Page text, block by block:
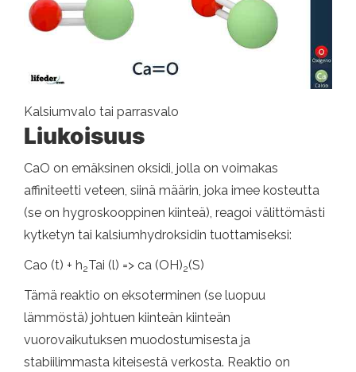
Kalsiumvalo tai parrasvalo
Liukoisuus
CaO on emäksinen oksidi, jolla on voimakas
affiniteetti veteen, siinä määrin, joka imee kosteutta
(se on hygroskooppinen kiinteä), reagoi välittömästi
kytketyn tai kalsiumhydroksidin tuottamiseksi:
Cao (t) + h2Tai (l) => ca (OH)2(S)
Tämä reaktio on eksoterminen (se luopuu
lämmöstä) johtuen kiinteän kiinteän
vuorovaikutuksen muodostumisesta ja
stabiilimmasta kiteisestä verkosta. Reaktio on